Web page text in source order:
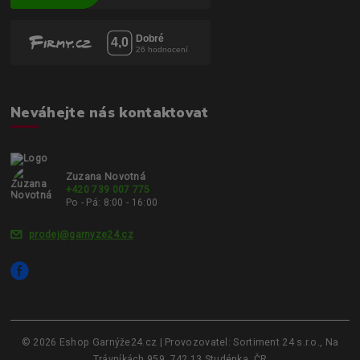
Neváhejte nás kontaktovat
Zuzana Novotná
+420 739 007 775
Po - Pá: 8:00 - 16:00
prodej@garnyze24.cz
© 2026 Eshop Garnýže24.cz | Provozovatel: Sortiment 24 s.r.o., Na